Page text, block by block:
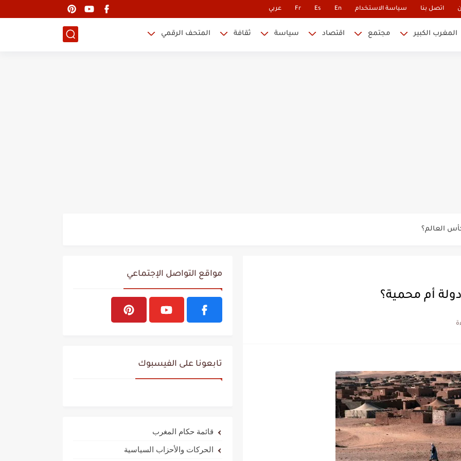
اتصل بنا سياسة الاستخدام En
Es
Fr عربي
المغرب الكبير مجتمع اقتصاد سياسة ثقافة المتحف الرقمي
العالم؟
السادس عالمياً ويُحكم قبضته على الصدارة...
أم محمية؟
مواقع التواصل الإجتماعي
تابعونا على الفيسبوك
قائمة حكام المغرب
الحركات والأحزاب السياسية